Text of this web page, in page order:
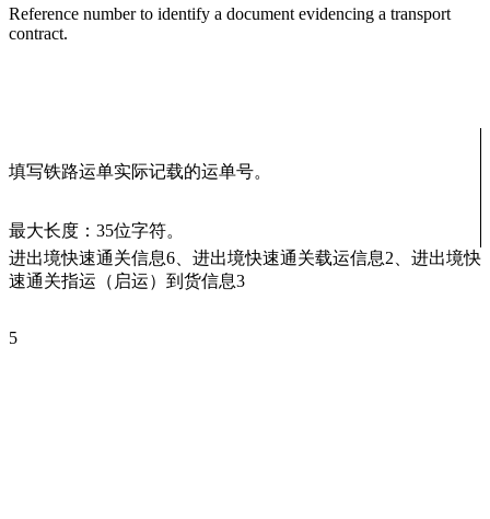
Reference number to identify a document evidencing a transport
contract.
填写铁路运单实际记载的运单号。
最大长度：35位字符。
进出境快速通关信息6、进出境快速通关载运信息2、进出境快
速通关指运（启运）到货信息3
5